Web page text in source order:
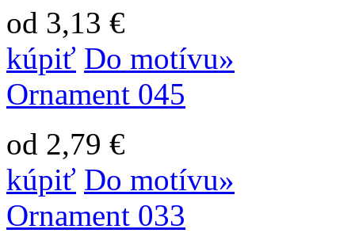
od 3,13 €
kúpiť Do motívu»
Ornament 045
od 2,79 €
kúpiť Do motívu»
Ornament 033